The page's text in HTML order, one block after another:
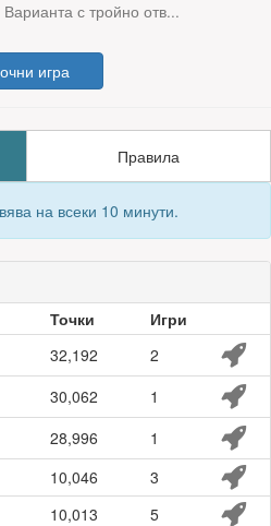
с тройно отв...
игра
Правила
на всеки 10 минути.
Точки
Игри
32,192
2
30,062
1
28,996
1
10,046
3
10,013
5